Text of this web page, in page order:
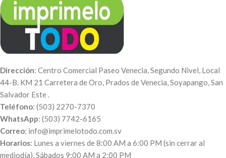
Dirección: Centro Comercial Paseo Venecia, Segundo Nivel, Local
44-B. KM 21 Carretera de Oro, Prados de Venecia, Soyapango, San
Salvador Este .
Teléfono: (503) 2270-7370
WhatsApp: (503) 7742-6165
Correo: info@imprimelotodo.com.sv
Horarios: Lunes a viernes de 8:00 AM a 6:00 PM (sin cerrar al
mediodía), Sábados 9:00 AM a 2:00 PM